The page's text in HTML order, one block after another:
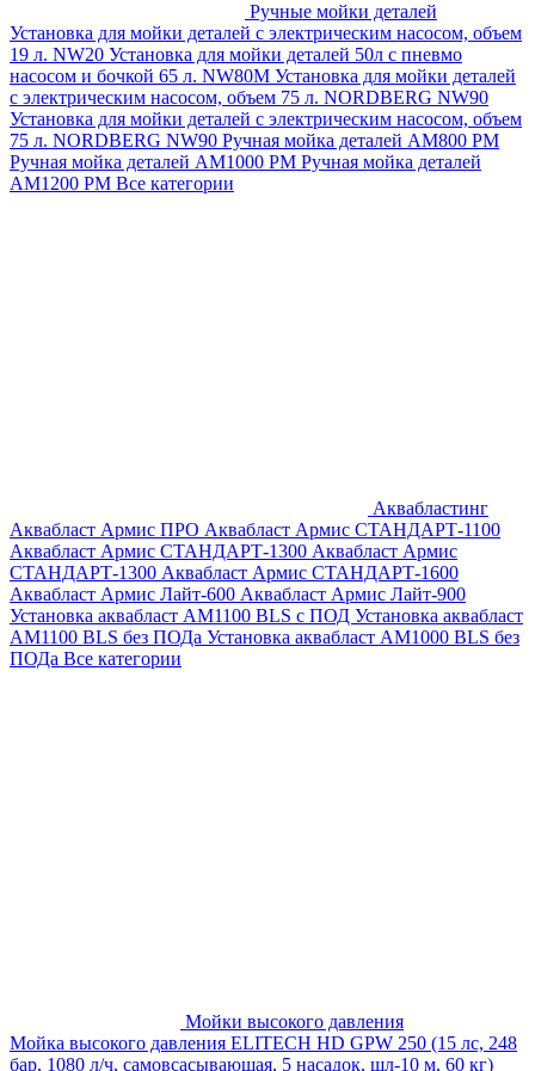
Ручные мойки деталей
Установка для мойки деталей с электрическим насосом, объем
19 л. NW20 Установка для мойки деталей 50л с пневмо
насосом и бочкой 65 л. NW80M Установка для мойки деталей
с электрическим насосом, объем 75 л. NORDBERG NW90
Установка для мойки деталей с электрическим насосом, объем
75 л. NORDBERG NW90 Ручная мойка деталей АМ800 РМ
Ручная мойка деталей АМ1000 РМ Ручная мойка деталей
АМ1200 РМ Все категории
Аквабластинг
Аквабласт Армис ПРО Аквабласт Армис СТАНДАРТ-1100
Аквабласт Армис СТАНДАРТ-1300 Аквабласт Армис
СТАНДАРТ-1300 Аквабласт Армис СТАНДАРТ-1600
Аквабласт Армис Лайт-600 Аквабласт Армис Лайт-900
Установка аквабласт AM1100 BLS с ПОД Установка аквабласт
AM1100 BLS без ПОДа Установка аквабласт AM1000 BLS без
ПОДа Все категории
Мойки высокого давления
Мойка высокого давления ELITECH HD GPW 250 (15 лс, 248
бар, 1080 л/ч, самовсасывающая, 5 насадок, шл-10 м, 60 кг)